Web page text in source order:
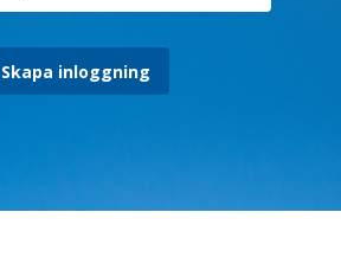
Skapa inloggning